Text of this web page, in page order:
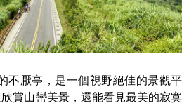
不厭亭，是一個視野絕佳的景觀平
賞山巒美景，還能看見最美的寂寞